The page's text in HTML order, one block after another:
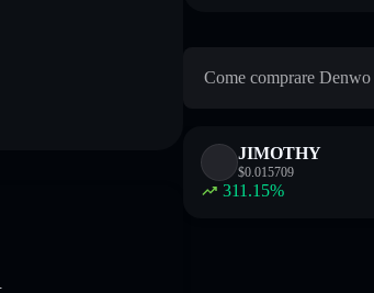
Come comprare
JIMOTHY
$0.015709
311.15%